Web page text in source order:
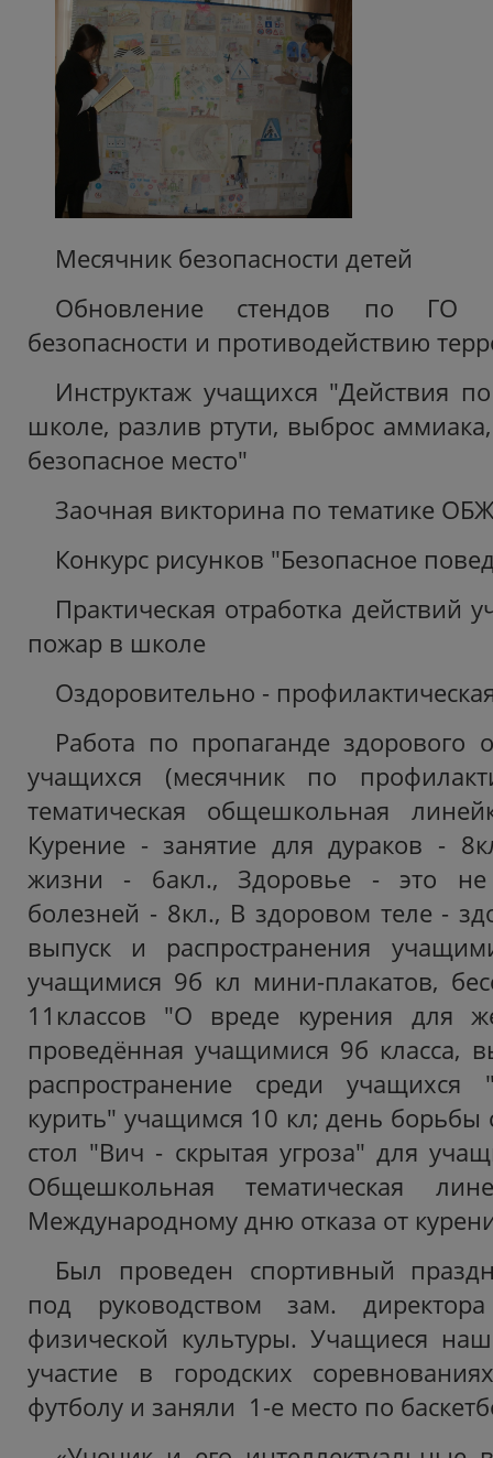
Месячник безопасности детей
Обновление стендов по
безопасности и противодействию
Инструктаж учащихся "Действия
школе, разлив ртути, выброс
безопасное место"
Заочная викторина по тематике
Конкурс рисунков "Безопасное
Практическая отработка действий
пожар в школе
Оздоровительно -
Работа по пропаганде здорового
учащихся (месячник по
тематическая общешкольная
Курение - занятие для дураков -
жизни - 6акл., Здоровье - это не
болезней - 8кл., В здоровом теле -
выпуск и распространения
учащимися 9б кл мини-плакатов,
11классов "О вреде курения для
проведённая учащимися 9б класса,
распространение среди учащихся
курить" учащимся 10 кл; день
стол "Вич - скрытая угроза" для
Общешкольная тематическая
Международному дню отказа от
Был проведен спортивный
под руководством зам.
физической культуры. Учащиеся
участие в городских
футболу и заняли 1-е место по